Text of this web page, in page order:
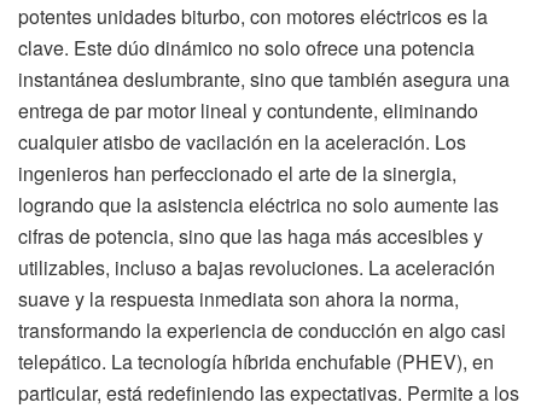
potentes unidades biturbo, con motores eléctricos es la
clave. Este dúo dinámico no solo ofrece una potencia
instantánea deslumbrante, sino que también asegura una
entrega de par motor lineal y contundente, eliminando
cualquier atisbo de vacilación en la aceleración. Los
ingenieros han perfeccionado el arte de la sinergia,
logrando que la asistencia eléctrica no solo aumente las
cifras de potencia, sino que las haga más accesibles y
utilizables, incluso a bajas revoluciones. La aceleración
suave y la respuesta inmediata son ahora la norma,
transformando la experiencia de conducción en algo casi
telepático. La tecnología híbrida enchufable (PHEV), en
particular, está redefiniendo las expectativas. Permite a los